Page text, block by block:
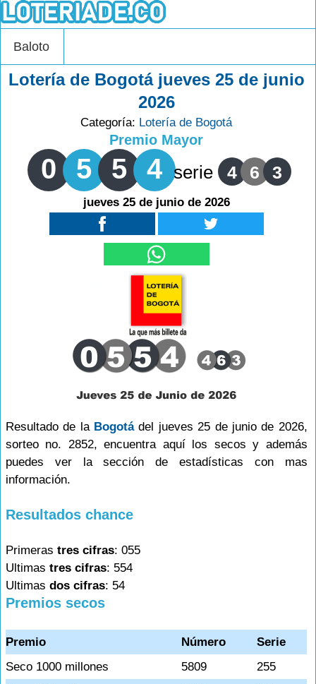
Baloto
Lotería de Bogotá jueves 25 de junio
2026
Categoría: Lotería de Bogotá
Premio Mayor
0 5 5 4 serie 4 6 3
jueves 25 de junio de 2026
Resultado de la Bogotádel jueves 25 de junio de 2026,
sorteo no. 2852, encuentra aquí los secos y además
puedes ver la sección de estadísticas con mas
información.
Resultados chance
Primeras tres cifras: 055
Ultimas tres cifras: 554
Ultimas dos cifras: 54
Premios secos
Premio Número
Serie
Seco 1000 millones
5809
255